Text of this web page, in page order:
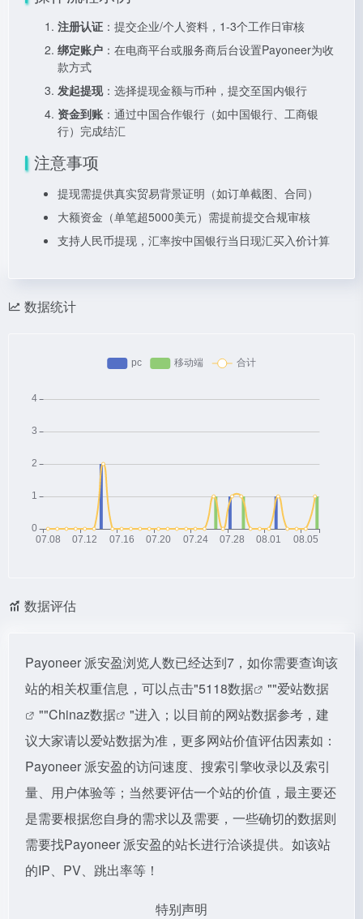
注册认证 ：提交企业/个人资料，1-3个工作日审核
绑定账户 ：在电商平台或服务商后台设置Payoneer为收
款方式
发起提现：选择提现金额与币种，提交至国内银行
资金到账 ：通过中国合作银行（如中国银行、工商银
行）完成结汇
注意事项
提现需提供真实贸易背景证明（如订单截图、合同）
大额资金（单笔超5000美元）需提前提交合规审核
支持人民币提现，汇率按中国银行当日现汇买入价计算
数据统计
数据评估
Payoneer 派安盈浏览人数已经达到7，如你需要查询该
站的相关权重信息，可以点击"5118数据 ""爱站数据
""Chinaz数据
"进入；以目前的网站数据参考，建
议大家请以爱站数据为准，更多网站价值评估因素如：
Payoneer 派安盈的访问速度、搜索引擎收录以及索引
量、用户体验等；当然要评估一个站的价值，最主要还
是需要根据您自身的需求以及需要，一些确切的数据则
需要找Payoneer 派安盈的站长进行洽谈提供。如该站
的IP、PV、跳出率等！
特别声明